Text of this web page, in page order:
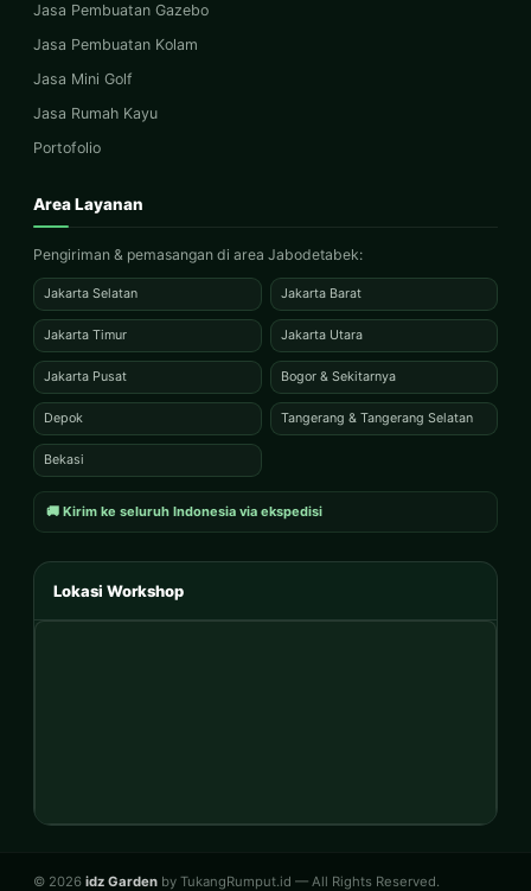
Jasa Pembuatan Gazebo
Jasa Pembuatan Kolam
Jasa Mini Golf
Jasa Rumah Kayu
Portofolio
Area Layanan
Pengiriman & pemasangan di area Jabodetabek:
Jakarta Selatan Jakarta Barat
Jakarta Timur Jakarta Utara
Jakarta Pusat Bogor & Sekitarnya
Depok Tangerang & Tangerang Selatan
Bekasi
🚚 Kirim ke seluruh Indonesia via ekspedisi
Lokasi Workshop
© 2026 idz Garden by TukangRumput.id — All Rights Reserved.